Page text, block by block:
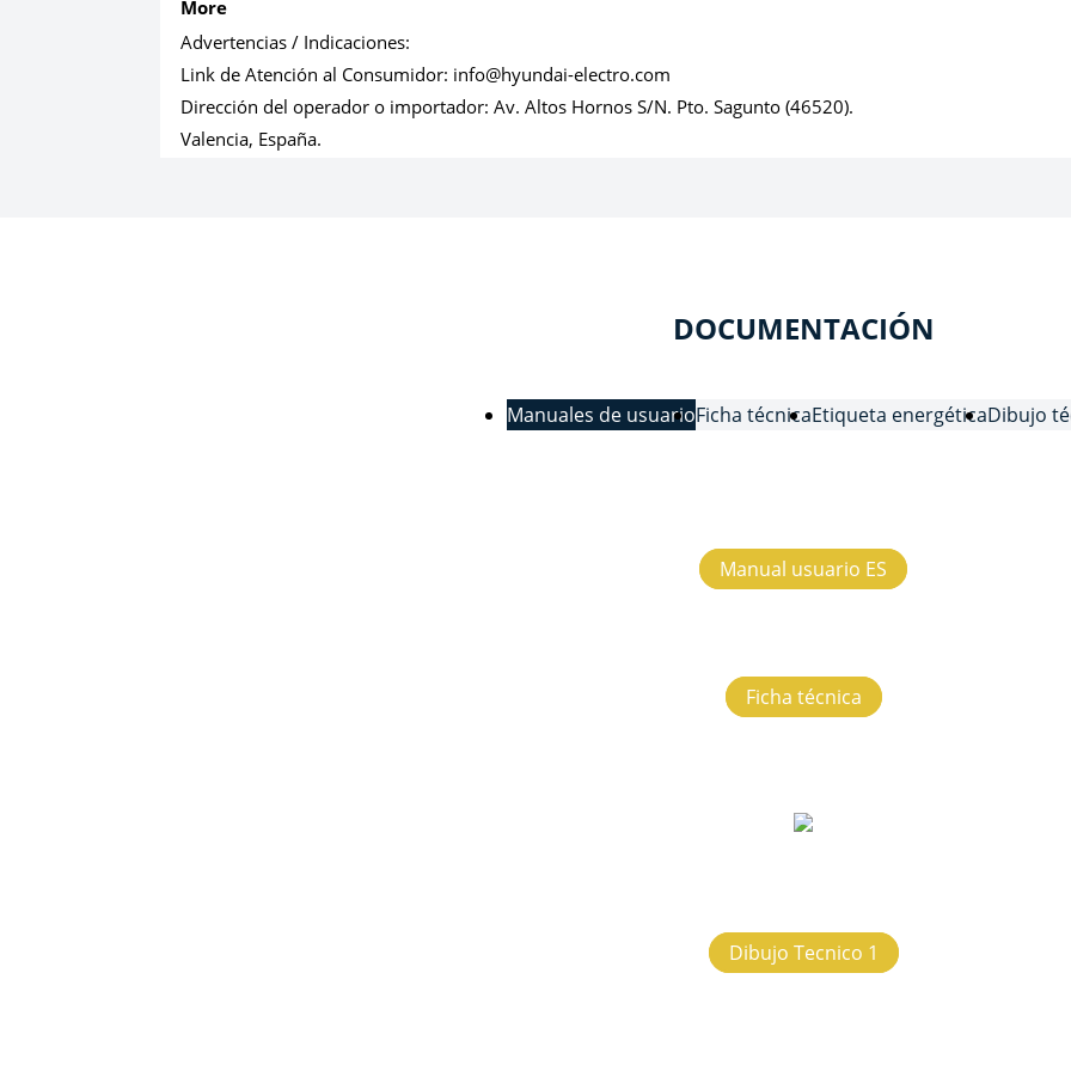
More
Advertencias / Indicaciones:
Link de Atención al Consumidor: info@hyundai-electro.com
Dirección del operador o importador:Av. Altos Hornos S/N. Pto. Sagunto (46520).
Valencia, España.
DOCUMENTACIÓN
Manuales de usuarioFicha técnicaEtiqueta energéticaDibujo
Manual usuario ES
Ficha técnica
Dibujo Tecnico 1